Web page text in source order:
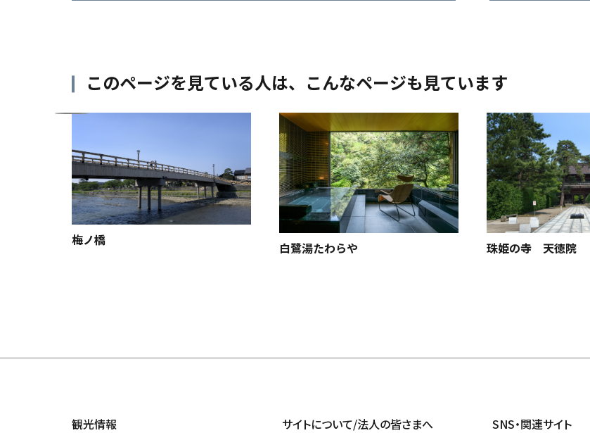
このページを見ている人は、 こんなページも見ています
梅ノ橋 白鷺湯たわらや
珠姫の寺 天徳院
観光情報 サイトについて/法人の皆さまへ SNS・関連サイト